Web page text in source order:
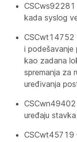
CSCws92281
kada syslog
CSCwt14752
i podešavanje
kao zadana
spremanja za
uređivanja
CSCwn49402
uređaju
CSCwt45719